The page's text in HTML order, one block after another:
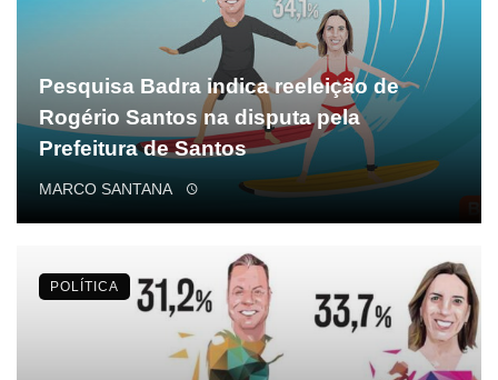
Pesquisa Badra indica reeleição de
Rogério Santos na disputa pela
Prefeitura de Santos
MARCO SANTANA
POLÍTICA